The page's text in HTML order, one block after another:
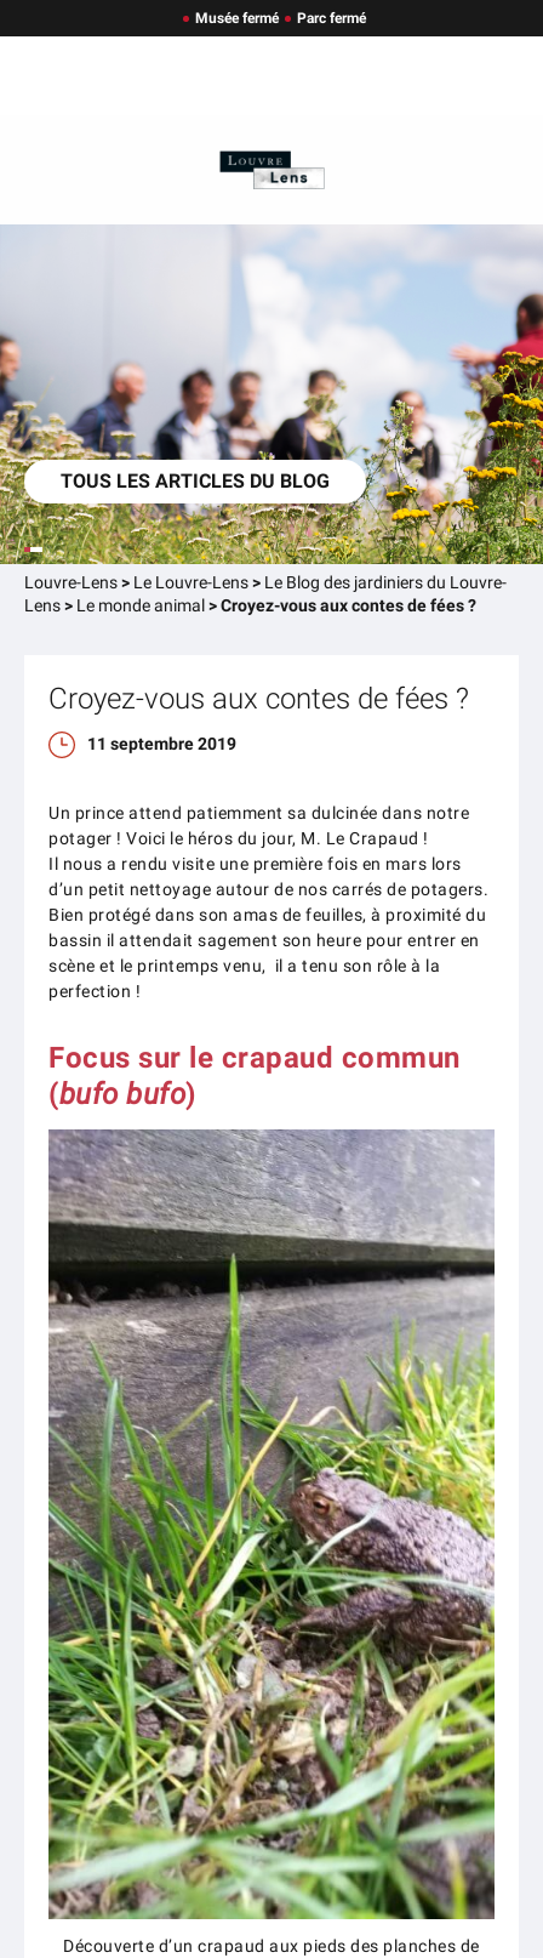
Musée fermé Parc fermé
TOUS LES ARTICLES DU BLOG
Louvre-Lens> Le Louvre-Lens> Le Blog des jardiniers du Louvre-
Lens> Le monde animal>Croyez-vous aux contes de fées ?
Croyez-vous aux contes de fées ?
11 septembre 2019
Un prince attend patiemment sa dulcinée dans notre
potager ! Voici le héros du jour, M. Le Crapaud !
Il nous a rendu visite une première fois en mars lors
d’un petit nettoyage autour de nos carrés de potagers.
Bien protégé dans son amas de feuilles, à proximité du
bassin il attendait sagement son heure pour entrer en
scène et le printemps venu, il a tenu son rôle à la
perfection !
Focus sur le crapaud commun
(bufo bufo)
Découverte d’un crapaud aux pieds des planches de